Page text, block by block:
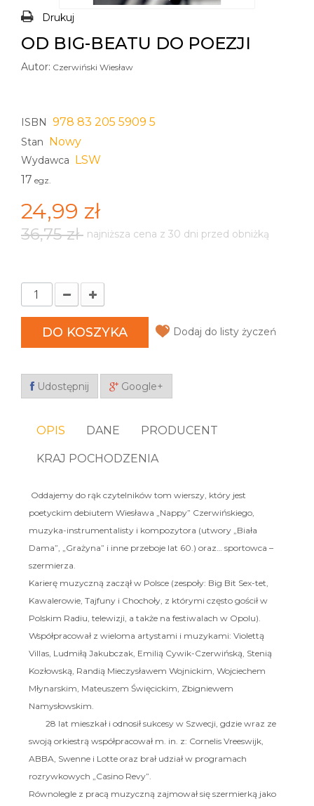
Drukuj
OD BIG-BEATU DO POEZJI
Autor: Czerwiński Wiesław
ISBN 978 83 205 5909 5
Stan Nowy
Wydawca LSW
17 egz.
24,99 zł
36,75 zł najniższa cena z 30 dni przed obniżką
DO KOSZYKA Dodaj do listy życzeń
Udostępnij Google+
OPIS DANE PRODUCENT
KRAJ POCHODZENIA
Oddajemy do rąk czytelników tom wierszy, który jest
poetyckim debiutem Wiesława „Nappy” Czerwińskiego,
muzyka-instrumentalisty i kompozytora (utwory „Biała
Dama”, „Grażyna” i inne przeboje lat 60.) oraz… sportowca –
szermierza.
Karierę muzyczną zaczął w Polsce (zespoły: Big Bit Sex-tet,
Kawalerowie, Tajfuny i Chochoły, z którymi często gościł w
Polskim Radiu, telewizji, a także na festiwalach w Opolu).
Współpracował z wieloma artystami i muzykami: Violettą
Villas, Ludmiłą Jakubczak, Emilią Cywik-Czerwińską, Stenią
Kozłowską, Randią Mieczysławem Wojnickim, Wojciechem
Młynarskim, Mateuszem Święcickim, Zbigniewem
Namysłowskim.
28 lat mieszkał i odnosił sukcesy w Szwecji, gdzie wraz ze
swoją orkiestrą współpracował m. in. z: Cornelis Vreeswijk,
ABBA, Swenne i Lotte oraz brał udział w programach
rozrywkowych „Casino Revy”.
Równolegle z pracą muzyczną zajmował się szermierką jako